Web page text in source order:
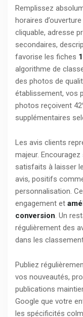
Remplissez
horaires
cliquable, adresse
secondaires,
favorise les fiches
algorithme de
des photos de
établissement, vos
photos reçoivent
supplémentaires
Les avis clients
majeur.
satisfaits à laisser
avis, positifs
personnalisation.
engagement et
conversion. Un
régulièrement des
dans les
Publiez
vos nouveautés,
publications
Google que votre
les spécificités